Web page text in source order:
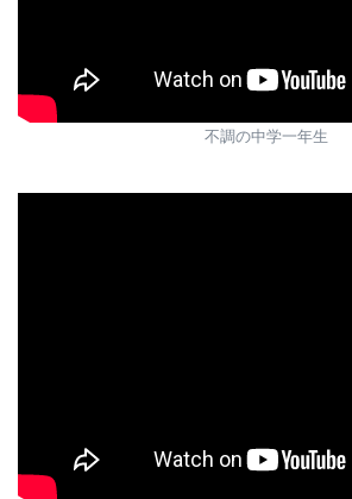
不調の中学一年生